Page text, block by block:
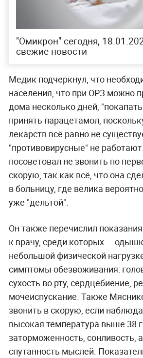
"Омикрон" сегодня,
свежие новости
Медик подчеркнул, что
населения, что при ОРЗ можно
дома несколько дней,
принять парацетамол,
лекарств всё равно не
"противовирусные" не
посоветовал не звонить по
скорую, так как всё, что она
в больницу, где велика
уже "дельтой".
Он также перечислил
к врачу, среди которых —
небольшой физической
симптомы обезвоживания:
сухость во рту, сердцебиение,
мочеиспускание. Также
звонить в скорую, если
высокая температура выше 38
заторможенность, сонливость,
спутанность мыслей.